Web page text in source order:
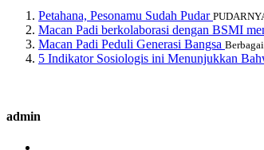
Petahana, Pesonamu Sudah Pudar
Macan Padi berkolaborasi dengan BSMI
Macan Padi Peduli Generasi Bangsa
5 Indikator Sosiologis ini Menunjukkan
admin